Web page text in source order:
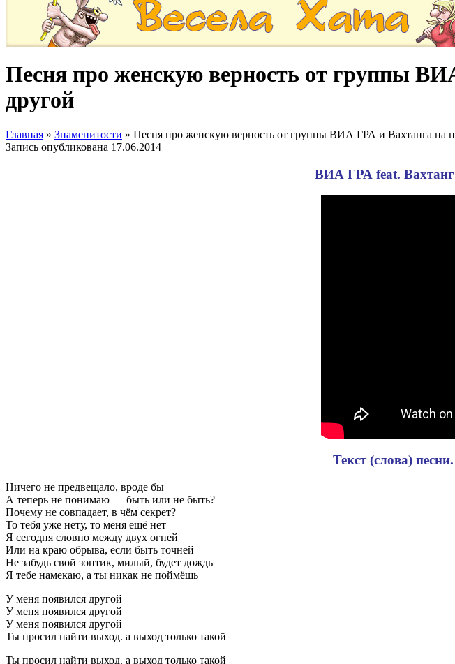
Песня про женскую верность от группы
другой
Главная » Знаменитости » Песня про женскую верность от группы ВИА ГРА и Вахтанга на
Запись опубликована 17.06.2014
ВИА ГРА feat.
Текст (слова)
Ничего не предвещало, вроде бы
А теперь не понимаю — быть или не быть?
Почему не совпадает, в чём секрет?
То тебя уже нету, то меня ещё нет
Я сегодня словно между двух огней
Или на краю обрыва, если быть точней
Не забудь свой зонтик, милый, будет дождь
Я тебе намекаю, а ты никак не поймёшь
У меня появился другой
У меня появился другой
У меня появился другой
Ты просил найти выход. а выход только такой
Ты просил найти выход. а выход только такой